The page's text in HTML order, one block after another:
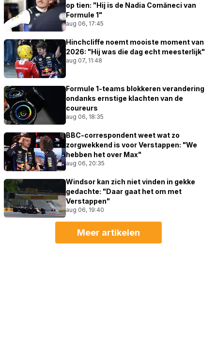
op tien: "Hij is de Nadia Comăneci van
Formule 1"
aug 06, 17:45
Hinchcliffe noemt mooiste moment van
2026: "Hij was die dag echt meesterlijk"
aug 07, 11:48
Formule 1-teams blokkeren verandering
ondanks ernstige klachten van de
coureurs
aug 06, 18:35
BBC-correspondent weet wat zo
zorgwekkend is voor Verstappen: "We
hebben het over Max"
aug 06, 20:35
Windsor kan zich niet vinden in gekke
gedachte: "Daar gaat het om met
Verstappen"
aug 06, 19:40
Meer artikelen